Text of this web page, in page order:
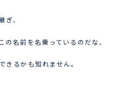
、
名前を名乗っているのだな、
きるかも知れません。